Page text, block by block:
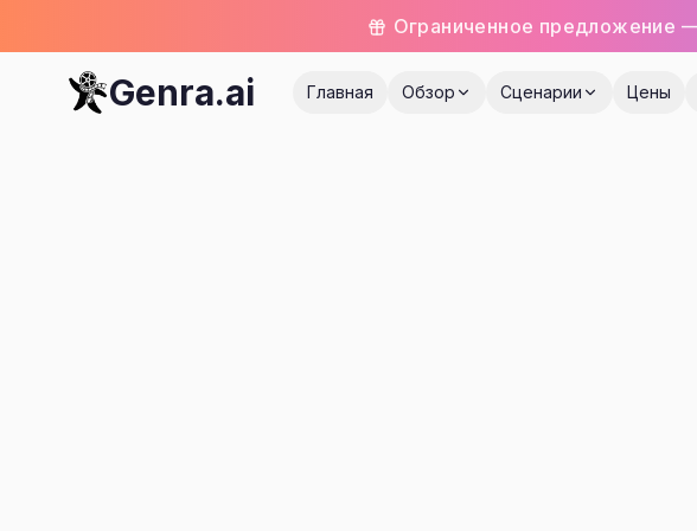
Ограниченное предложение
Genra.ai Главная Обзор Сценарии Цены